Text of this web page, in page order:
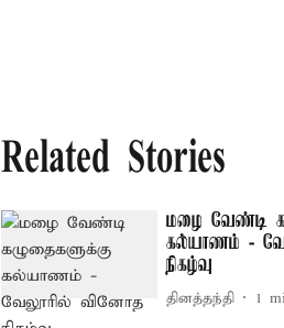
Related Stories
மழை வேண்டி
கல்யாணம் -
நிகழ்வு
தினத்தந்தி 1